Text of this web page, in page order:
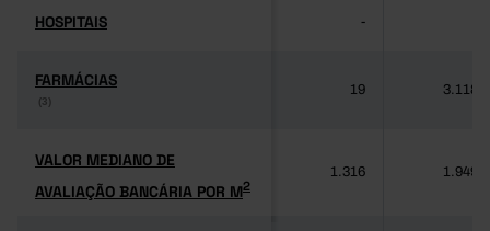
HOSPITAIS
HOSPITAIS -
FARMÁCIAS
(3)
FARMÁCIAS
(3)
19 3.118
VALOR MEDIANO DE
AVALIAÇÃO BANCÁRIA POR M2
VALOR MEDIANO DE
AVALIAÇÃO BANCÁRIA POR M2
1.316 1.949